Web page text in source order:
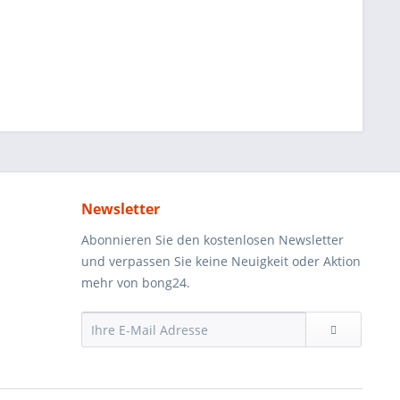
Newsletter
Abonnieren Sie den kostenlosen Newsletter
und verpassen Sie keine Neuigkeit oder Aktion
mehr von bong24.